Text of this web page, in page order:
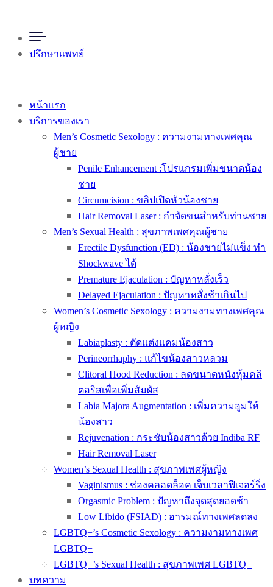
ปรึกษาแพทย์
หน้าแรก
บริการของเรา
Men’s Cosmetic Sexology : ความงามทางเพศคุณ
ผู้ชาย
Penile Enhancement :โปรแกรมเพิ่มขนาดน้อง
ชาย
Circumcision : ขลิปเปิดหัวน้องชาย
Hair Removal Laser : กำจัดขนสำหรับท่านชาย
Men’s Sexual Health : สุขภาพเพศคุณผู้ชาย
Erectile Dysfunction (ED) : น้องชายไม่แข็ง ทำ
Shockwave ได้
Premature Ejaculation : ปัญหาหลั่งเร็ว
Delayed Ejaculation : ปัญหาหลั่งช้าเกินไป
Women’s Cosmetic Sexology : ความงามทางเพศคุณ
ผู้หญิง
Labiaplasty : ตัดแต่งแคมน้องสาว
Perineorrhaphy : แก้ไขน้องสาวหลวม
Clitoral Hood Reduction : ลดขนาดหนังหุ้มคลิ
ตอริสเพื่อเพิ่มสัมผัส
Labia Majora Augmentation : เพิ่มความอูมให้
น้องสาว
Rejuvenation : กระชับน้องสาวด้วย Indiba RF
Hair Removal Laser
Women’s Sexual Health : สุขภาพเพศผู้หญิง
Vaginismus : ช่องคลอดล็อค เจ็บเวลาฟีเจอร์ริ่ง
Orgasmic Problem : ปัญหาถึงจุดสุดยอดช้า
Low Libido (FSIAD) : อารมณ์ทางเพศลดลง
LGBTQ+’s Cosmetic Sexology : ความงามทางเพศ
LGBTQ+
LGBTQ+’s Sexual Health : สุขภาพเพศ LGBTQ+
บทความ